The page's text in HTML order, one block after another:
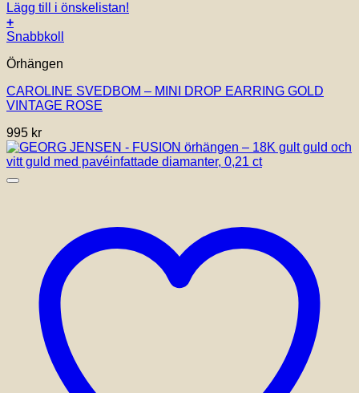
Lägg till i önskelistan!
+
Snabbkoll
Örhängen
CAROLINE SVEDBOM – MINI DROP EARRING GOLD
VINTAGE ROSE
995 kr